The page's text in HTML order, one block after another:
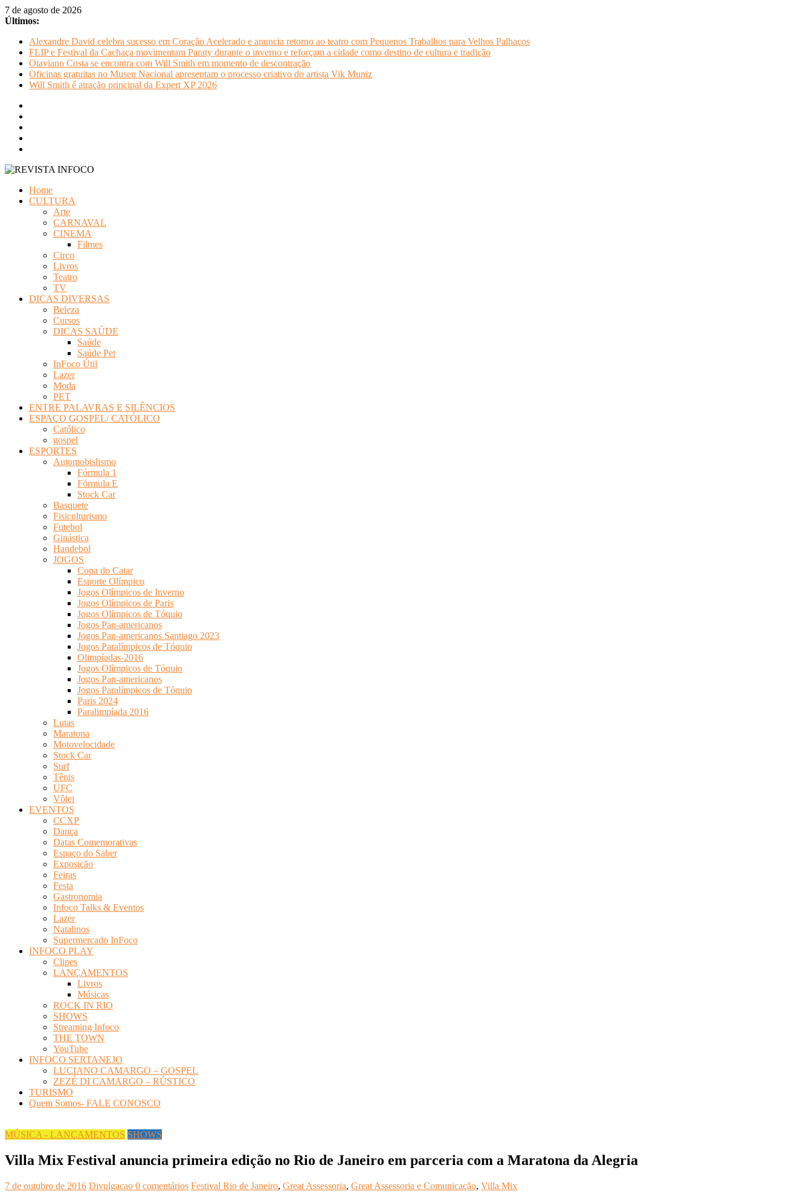
Pular
para
conteúdo
7 de agosto de 2026
Últimos:
Alexandre David celebra sucesso em Coração Acelerado e anuncia retorno ao teatro com Pequenos Trabalhos para Velhos Palhaços
FLIP e Festival da Cachaça movimentam Paraty durante o inverno e reforçam a cidade como destino de cultura e tradição
Otaviano Costa se encontra com Will Smith em momento de descontração
Oficinas gratuitas no Museu Nacional apresentam o processo criativo do artista Vik Muniz
Will Smith é atração principal da Expert XP 2026
INFOCO
Home
CULTURA
Arte
CARNAVAL
CINEMA
Filmes
Circo
Livros
Teatro
TV
DICAS DIVERSAS
Beleza
Cursos
DICAS SAÚDE
Saúde
Saúde Pet
InFoco Útil
Lazer
Moda
PET
ENTRE PALAVRAS E SILÊNCIOS
ESPAÇO GOSPEL/ CATÓLICO
Católico
gospel
ESPORTES
Automobislismo
Fórmula 1
Fórmula E
Stock Car
Basquete
Fisiculturismo
Futebol
Ginástica
Handebol
JOGOS
Copa do Catar
Esporte Olímpico
Jogos Olímpicos de Inverno
Jogos Olímpicos de Paris
Jogos Olímpicos de Tóquio
Jogos Pan-americanos
Jogos Pan-americanos Santiago 2023
Jogos Paralímpicos de Tóquio
Olimpíadas-2016
Jogos Olímpicos de Tóquio
Jogos Pan-americanos
Jogos Paralímpicos de Tóquio
Paris 2024
Paralimpíada 2016
Lutas
Maratona
Motovelocidade
Stock Car
Surf
Tênis
UFC
Vôlei
EVENTOS
CCXP
Dança
Datas Comemorativas
Espaço do Saber
Exposição
Feiras
Festa
Gastronomia
Infoco Talks & Eventos
Lazer
Natalinos
Supermercado InFoco
INFOCO PLAY
Clipes
LANÇAMENTOS
Livros
Músicas
ROCK IN RIO
SHOWS
Streaming Infoco
THE TOWN
YouTube
INFOCO SERTANEJO
LUCIANO CAMARGO – GOSPEL
ZEZÉ DI CAMARGO – RÚSTICO
TURISMO
Quem Somos- FALE CONOSCO
MÚSICA - LANÇAMENTOS SHOWS
Villa Mix Festival anuncia primeira edição no Rio de Janeiro em parceria com a Maratona da Alegria
7 de outubro de 2016 Divulgacao 0 comentários Festival Rio de Janeiro, Great Assessoria, Great Assessoria e Comunicação, Villa Mix